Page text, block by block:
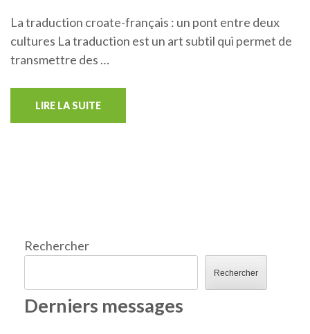
La traduction croate-français : un pont entre deux
cultures La traduction est un art subtil qui permet de
transmettre des …
LIRE LA SUITE
Rechercher
Rechercher
Derniers messages